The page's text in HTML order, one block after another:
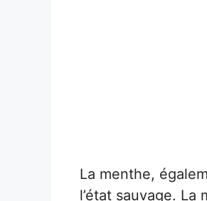
La menthe,
l’état sauvage.